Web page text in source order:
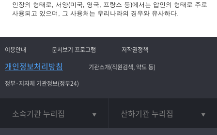
인장의 형태로, 서양(미국, 영국, 프랑스 등)에서는 압인의 형태로 주로
사용되고 있으며, 그 사용처는 우리나라의 경우와 유사하다.
이용안내 문서보기 프로그램 저작권정책
개인정보처리방침
기관소개(직원검색, 약도 등)
정부·지자체 기관정보(정부24)
소속기관 누리집 산하기관 누리집